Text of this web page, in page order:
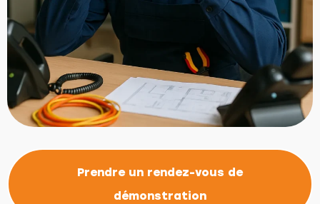
Prendre un rendez-vous de
démonstration